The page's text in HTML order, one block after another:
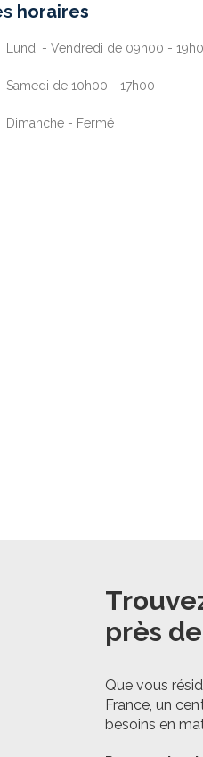
horaires
Lundi - Vendredi de 09h00 -
Samedi de 10h00 - 17h00
Dimanche - Fermé
près
Que vous
France, un
besoins en